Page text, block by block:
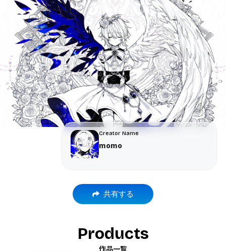
Creator Name
momo
共有する
Products
作品一覧